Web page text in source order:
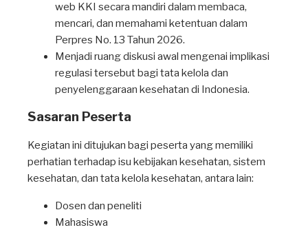
web KKI secara mandiri dalam membaca,
mencari, dan memahami ketentuan dalam
Perpres No. 13 Tahun 2026.
Menjadi ruang diskusi awal mengenai implikasi
regulasi tersebut bagi tata kelola dan
penyelenggaraan kesehatan di Indonesia.
Sasaran Peserta
Kegiatan ini ditujukan bagi peserta yang memiliki
perhatian terhadap isu kebijakan kesehatan, sistem
kesehatan, dan tata kelola kesehatan, antara lain:
Dosen dan peneliti
Mahasiswa